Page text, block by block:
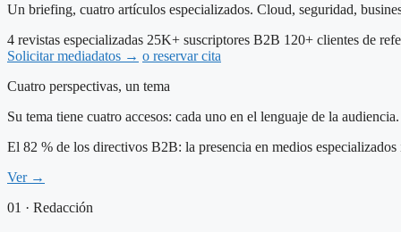
Un briefing, cuatro artículos especializados. Cloud, seguridad,
4 revistas especializadas 25K+ suscriptores B2B 120+ clientes de
Solicitar mediadatos → o reservar cita
Cuatro perspectivas, un tema
Su tema tiene cuatro accesos: cada uno en el lenguaje de la
El 82 % de los directivos B2B: la presencia en medios
Ver →
01 · Redacción